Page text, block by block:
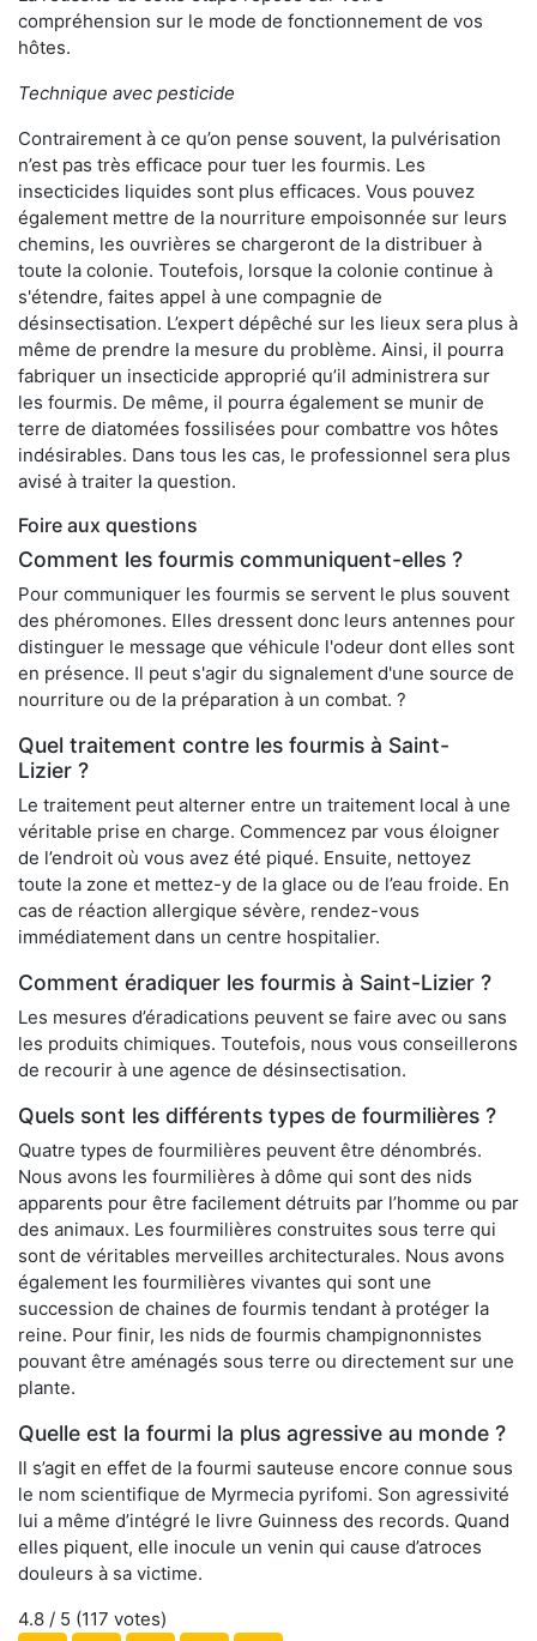
compréhension sur le mode de fonctionnement de vos
hôtes.
Technique avec pesticide
Contrairement à ce qu’on pense souvent, la pulvérisation
n’est pas très efficace pour tuer les fourmis. Les
insecticides liquides sont plus efficaces. Vous pouvez
également mettre de la nourriture empoisonnée sur leurs
chemins, les ouvrières se chargeront de la distribuer à
toute la colonie. Toutefois, lorsque la colonie continue à
s'étendre, faites appel à une compagnie de
désinsectisation. L’expert dépêché sur les lieux sera plus à
même de prendre la mesure du problème. Ainsi, il pourra
fabriquer un insecticide approprié qu’il administrera sur
les fourmis. De même, il pourra également se munir de
terre de diatomées fossilisées pour combattre vos hôtes
indésirables. Dans tous les cas, le professionnel sera plus
avisé à traiter la question.
Foire aux questions
Comment les fourmis communiquent-elles ?
Pour communiquer les fourmis se servent le plus souvent
des phéromones. Elles dressent donc leurs antennes pour
distinguer le message que véhicule l'odeur dont elles sont
en présence. Il peut s'agir du signalement d'une source de
nourriture ou de la préparation à un combat. ?
Quel traitement contre les fourmis à Saint-
Lizier ?
Le traitement peut alterner entre un traitement local à une
véritable prise en charge. Commencez par vous éloigner
de l’endroit où vous avez été piqué. Ensuite, nettoyez
toute la zone et mettez-y de la glace ou de l’eau froide. En
cas de réaction allergique sévère, rendez-vous
immédiatement dans un centre hospitalier.
Comment éradiquer les fourmis à Saint-Lizier ?
Les mesures d’éradications peuvent se faire avec ou sans
les produits chimiques. Toutefois, nous vous conseillerons
de recourir à une agence de désinsectisation.
Quels sont les différents types de fourmilières ?
Quatre types de fourmilières peuvent être dénombrés.
Nous avons les fourmilières à dôme qui sont des nids
apparents pour être facilement détruits par l’homme ou par
des animaux. Les fourmilières construites sous terre qui
sont de véritables merveilles architecturales. Nous avons
également les fourmilières vivantes qui sont une
succession de chaines de fourmis tendant à protéger la
reine. Pour finir, les nids de fourmis champignonnistes
pouvant être aménagés sous terre ou directement sur une
plante.
Quelle est la fourmi la plus agressive au monde ?
Il s’agit en effet de la fourmi sauteuse encore connue sous
le nom scientifique de Myrmecia pyrifomi. Son agressivité
lui a même d’intégré le livre Guinness des records. Quand
elles piquent, elle inocule un venin qui cause d’atroces
douleurs à sa victime.
4.8 / 5 (117 votes)